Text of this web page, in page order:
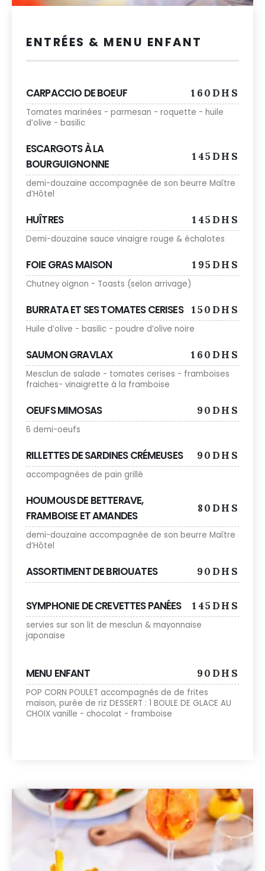
ENTRÉES & MENU ENFANT
CARPACCIO DE BOEUF 160DHS
Tomates marinées - parmesan - roquette - huile
d’olive - basilic
ESCARGOTS À LA
BOURGUIGNONNE
145DHS
demi-douzaine accompagnée de son beurre Maître
d’Hôtel
HUÎTRES 145DHS
Demi-douzaine sauce vinaigre rouge & échalotes
FOIE GRAS MAISON 195DHS
Chutney oignon - Toasts (selon arrivage)
BURRATA ET SES TOMATES CERISES 150DHS
Huile d’olive - basilic - poudre d’olive noire
SAUMON GRAVLAX 160DHS
Mesclun de salade - tomates cerises - framboises
fraiches- vinaigrette à la framboise
OEUFS MIMOSAS 90DHS
6 demi-oeufs
RILLETTES DE SARDINES CRÉMEUSES 90DHS
accompagnées de pain grillé
HOUMOUS DE BETTERAVE,
FRAMBOISE ET AMANDES
80DHS
demi-douzaine accompagnée de son beurre Maître
d’Hôtel
ASSORTIMENT DE BRIOUATES 90DHS
SYMPHONIE DE CREVETTES PANÉES 145DHS
servies sur son lit de mesclun & mayonnaise
japonaise
MENU ENFANT 90DHS
POP CORN POULET accompagnés de de frites
maison, purée de riz DESSERT : 1 BOULE DE GLACE AU
CHOIX vanille - chocolat - framboise